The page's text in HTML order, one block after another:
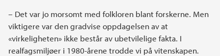
– Det var jo morsomt med folkloren blant forskerne. Men
viktigere var den gradvise oppdagelsen av at
«virkeligheten» ikke består av ubetvilelige fakta. I
realfagsmiljøer i 1980-årene trodde vi på vitenskapen.